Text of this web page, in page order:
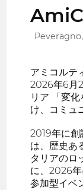
アミコルテ
2026年6月
リア 「変
け、コミュ
2019年に創
は、歴史あ
タリアのロ
に、2026
参加型イベ